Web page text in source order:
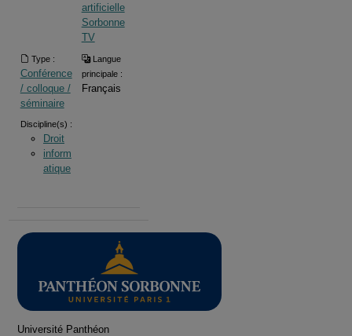
artificielle
Sorbonne
TV
Type :
Conférence
/ colloque /
séminaire
Langue
principale :
Français
Discipline(s) :
Droit
inform
atique
Université Panthéon